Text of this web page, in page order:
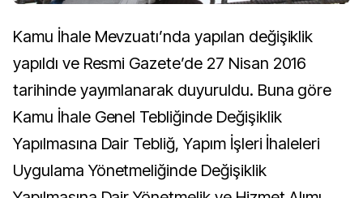
Kamu İhale Mevzuatı’nda yapılan değişiklik
yapıldı ve Resmi Gazete’de 27 Nisan 2016
tarihinde yayımlanarak duyuruldu. Buna göre
Kamu İhale Genel Tebliğinde Değişiklik
Yapılmasına Dair Tebliğ, Yapım İşleri İhaleleri
Uygulama Yönetmeliğinde Değişiklik